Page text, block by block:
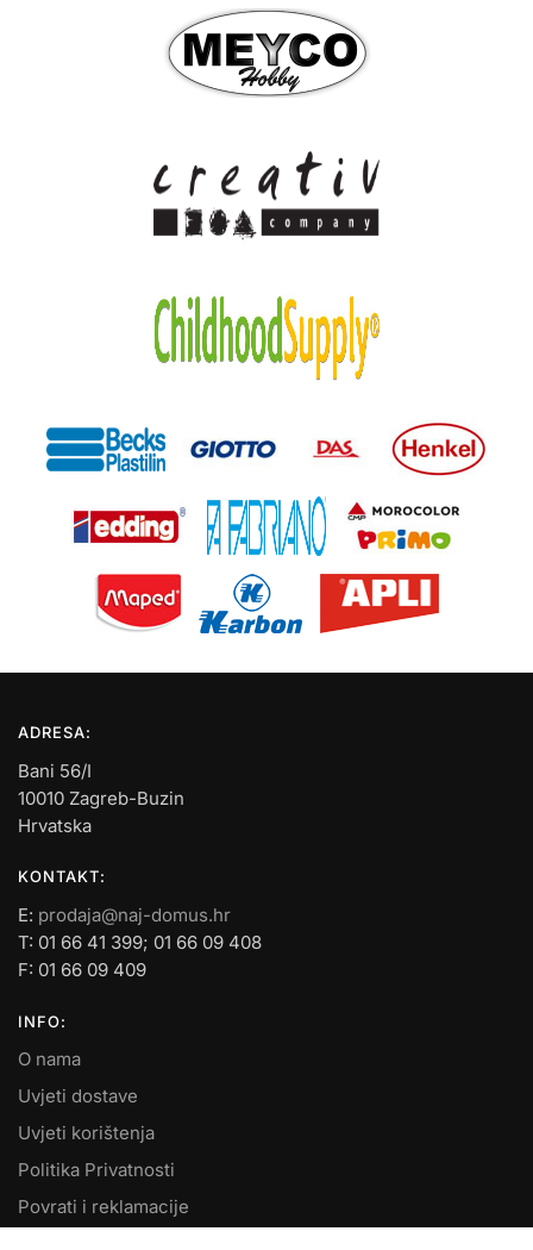
ADRESA:
Bani 56/I
10010 Zagreb-Buzin
Hrvatska
KONTAKT:
E: prodaja@naj-domus.hr
T: 01 66 41 399; 01 66 09 408
F: 01 66 09 409
INFO:
O nama
Uvjeti dostave
Uvjeti korištenja
Politika Privatnosti
Povrati i reklamacije